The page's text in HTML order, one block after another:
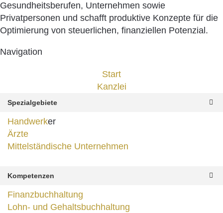
Gesundheitsberufen, Unternehmen sowie
Privatpersonen und schafft produktive Konzepte für die
Optimierung von steuerlichen, finanziellen Potenzial.
Navigation
Start
Kanzlei
Spezialgebiete
Handwerker
Ärzte
Mittelständische Unternehmen
Kompetenzen
Finanzbuchhaltung
Lohn- und Gehaltsbuchhaltung